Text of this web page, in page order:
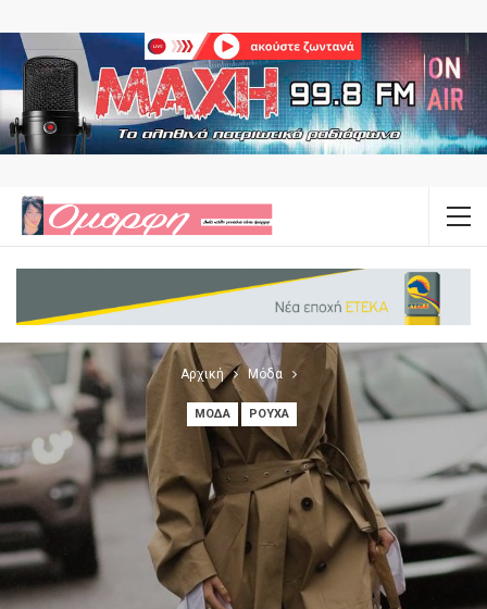
Αρχική Μόδα
ΜΌΔΑ ΡΟΎΧΑ